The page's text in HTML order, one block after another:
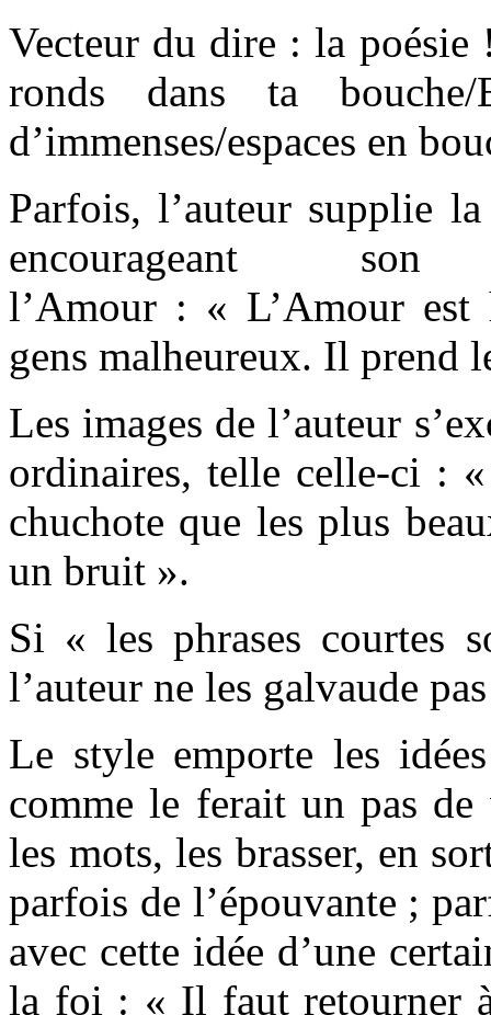
Vecteur du dire : la poésie
ronds dans ta
d’immenses/espaces en
Parfois, l’auteur supplie
encourageant
l’Amour : « L’Amour est
gens malheureux. Il prend
Les images de l’auteur
ordinaires, telle celle-ci :
chuchote que les plus
un bruit ».
Si « les phrases courtes
l’auteur ne les galvaude
Le style emporte les
comme le ferait un pas
les mots, les brasser, en
parfois de l’épouvante ;
avec cette idée d’une
la foi : « Il faut retourner